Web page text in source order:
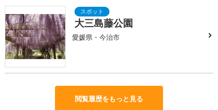
大三島藤公園
愛媛県・今治市
閲覧履歴をもっと見る